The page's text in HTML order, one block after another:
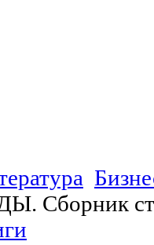
Сборник